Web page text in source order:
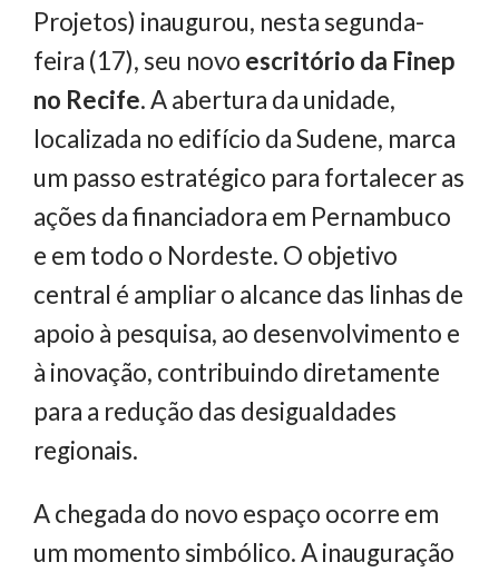
Projetos) inaugurou, nesta segunda-
feira (17), seu novo escritório da Finep
no Recife. A abertura da unidade,
localizada no edifício da Sudene, marca
um passo estratégico para fortalecer as
ações da financiadora em Pernambuco
e em todo o Nordeste. O objetivo
central é ampliar o alcance das linhas de
apoio à pesquisa, ao desenvolvimento e
à inovação, contribuindo diretamente
para a redução das desigualdades
regionais.
A chegada do novo espaço ocorre em
um momento simbólico. A inauguração